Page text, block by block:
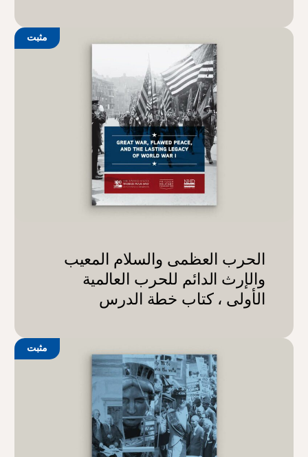
مثبت
الحرب العظمى والسلام المعيب
والإرث الدائم للحرب العالمية
الأولى ، كتاب خطة الدرس
مثبت